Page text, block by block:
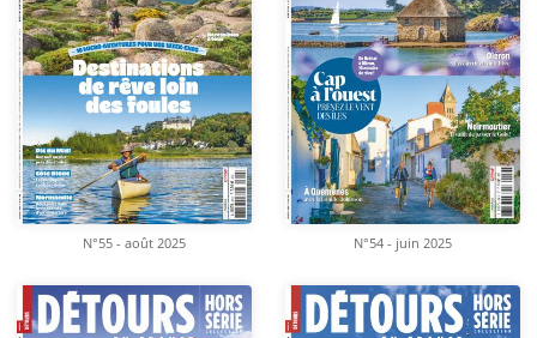
N°55 - août 2025 N°54 - juin 2025